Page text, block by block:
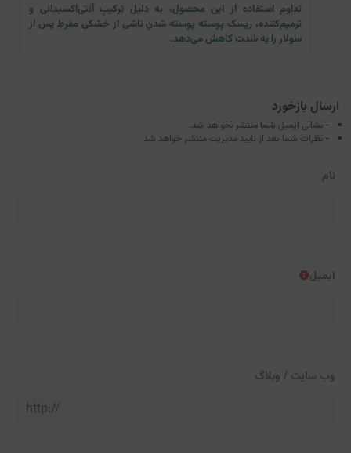
تداوم استفاده از این محصول، به دلیل ترکیبِ آنتی‌اکسیدانی و
ترمیم‌کننده، ریسکِ پوسته پوسته شدنِ ناشی از خشکیِ مفرطِ پس از
سولار را به شدت کاهش می‌دهد.
ارسال بازخورد
- نشانی ایمیل شما منتشر نخواهد شد.
- نظرات شما بعد از تایید مدیریت منتشر خواهد شد
نام
ایمیل
وب سایت / وبلاگ